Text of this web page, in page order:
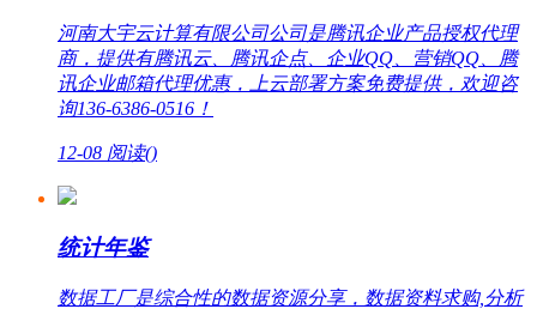
河南大宇云计算有限公司公司是腾讯企业产品授权代理
商，提供有腾讯云、腾讯企点、企业QQ、营销QQ、腾
讯企业邮箱代理优惠，上云部署方案免费提供，欢迎咨
询136-6386-0516！
12-08 阅读()
统计年鉴
数据工厂是综合性的数据资源分享，数据资料求购,分析